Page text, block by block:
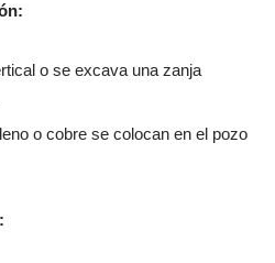
o se excava una zanja
o cobre se colocan en el pozo